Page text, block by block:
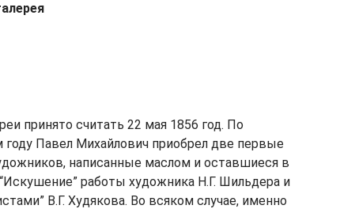
принято считать 22 мая 1856 год. По
году Павел Михайлович приобрел две первые
написанные маслом и оставшиеся в
работы художника Н.Г. Шильдера и
В.Г. Худякова. Во всяком случае, именно